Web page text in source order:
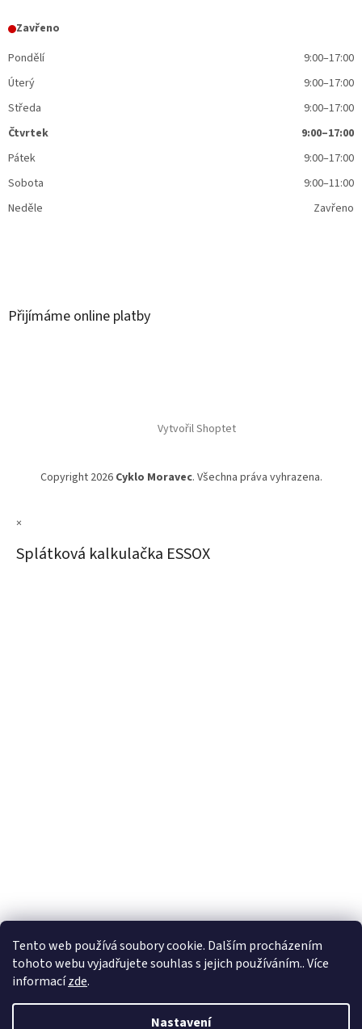
Tento web používá soubory cookie. Dalším procházením
tohoto webu vyjadřujete souhlas s jejich používáním.. Více
informacízde.
Nastavení
Zavřeno
Pondělí
9:00–17:00
Úterý
9:00–17:00
Středa
9:00–17:00
Čtvrtek
9:00–17:00
Pátek
9:00–17:00
Sobota
9:00–11:00
Neděle
Zavřeno
Přijímáme online platby
Vytvořil Shoptet
Copyright 2026 Cyklo Moravec. Všechna práva vyhrazena.
×
Splátková kalkulačka ESSOX